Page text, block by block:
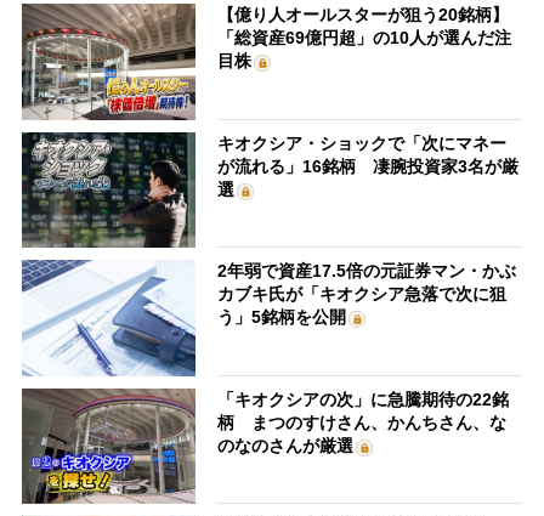
【億り人オールスターが狙う20銘柄】
「総資産69億円超」の10人が選んだ注
目株
キオクシア・ショックで「次にマネー
が流れる」16銘柄 凄腕投資家3名が厳
選
2年弱で資産17.5倍の元証券マン・かぶ
カブキ氏が「キオクシア急落で次に狙
う」5銘柄を公開
「キオクシアの次」に急騰期待の22銘
柄 まつのすけさん、かんちさん、な
のなのさんが厳選